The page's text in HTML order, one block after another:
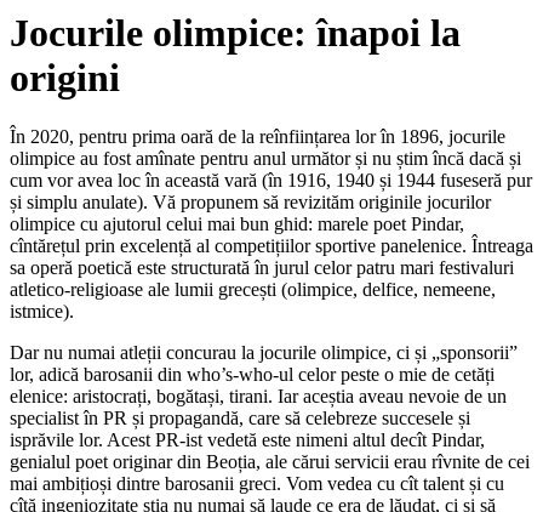
Jocurile olimpice: înapoi la
origini
În 2020, pentru prima oară de la reînființarea lor în 1896, jocurile
olimpice au fost amînate pentru anul următor și nu știm încă dacă și
cum vor avea loc în această vară (în 1916, 1940 și 1944 fuseseră pur
și simplu anulate). Vă propunem să revizităm originile jocurilor
olimpice cu ajutorul celui mai bun ghid: marele poet Pindar,
cîntărețul prin excelență al competițiilor sportive panelenice. Întreaga
sa operă poetică este structurată în jurul celor patru mari festivaluri
atletico-religioase ale lumii grecești (olimpice, delfice, nemeene,
istmice).
Dar nu numai atleții concurau la jocurile olimpice, ci și „sponsorii”
lor, adică barosanii din who’s-who-ul celor peste o mie de cetăți
elenice: aristocrați, bogătași, tirani. Iar aceștia aveau nevoie de un
specialist în PR și propagandă, care să celebreze succesele și
isprăvile lor. Acest PR-ist vedetă este nimeni altul decît Pindar,
genialul poet originar din Beoția, ale cărui servicii erau rîvnite de cei
mai ambițioși dintre barosanii greci. Vom vedea cu cît talent și cu
cîtă ingeniozitate știa nu numai să laude ce era de lăudat, ci și să